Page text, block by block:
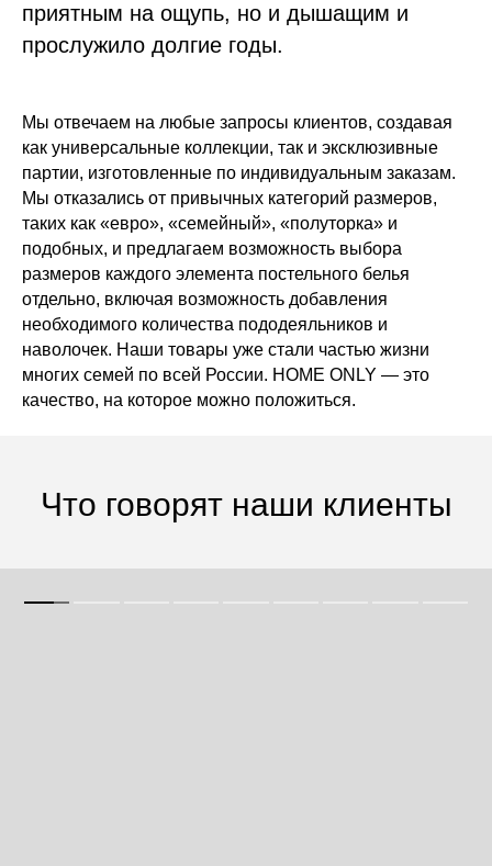
приятным на ощупь, но и дышащим и
прослужило долгие годы.
Мы отвечаем на любые запросы клиентов, создавая
как универсальные коллекции, так и эксклюзивные
партии, изготовленные по индивидуальным заказам.
Мы отказались от привычных категорий размеров,
таких как «евро», «семейный», «полуторка» и
подобных, и предлагаем возможность выбора
размеров каждого элемента постельного белья
отдельно, включая возможность добавления
необходимого количества пододеяльников и
наволочек. Наши товары уже стали частью жизни
многих семей по всей России. HOME ONLY — это
качество, на которое можно положиться.
Что говорят наши клиенты